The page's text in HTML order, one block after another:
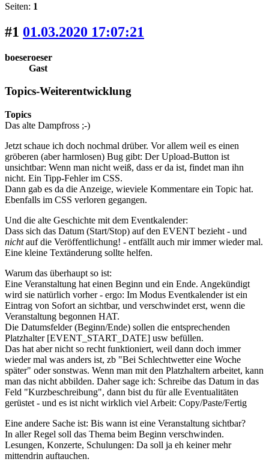
Seiten: 1
#1 01.03.2020 17:07:21
boeseroeser
Gast
Topics-Weiterentwicklung
Topics
Das alte Dampfross ;-)
Jetzt schaue ich doch nochmal drüber. Vor allem weil es einen
gröberen (aber harmlosen) Bug gibt: Der Upload-Button ist
unsichtbar: Wenn man nicht weiß, dass er da ist, findet man ihn
nicht. Ein Tipp-Fehler im CSS.
Dann gab es da die Anzeige, wieviele Kommentare ein Topic hat.
Ebenfalls im CSS verloren gegangen.
Und die alte Geschichte mit dem Eventkalender:
Dass sich das Datum (Start/Stop) auf den EVENT bezieht - und
nichtauf die Veröffentlichung! - entfällt auch mir immer wieder mal.
Eine kleine Textänderung sollte helfen.
Warum das überhaupt so ist:
Eine Veranstaltung hat einen Beginn und ein Ende. Angekündigt
wird sie natürlich vorher - ergo: Im Modus Eventkalender ist ein
Eintrag von Sofort an sichtbar, und verschwindet erst, wenn die
Veranstaltung begonnen HAT.
Die Datumsfelder (Beginn/Ende) sollen die entsprechenden
Platzhalter [EVENT_START_DATE] usw befüllen.
Das hat aber nicht so recht funktioniert, weil dann doch immer
wieder mal was anders ist, zb "Bei Schlechtwetter eine Woche
später" oder sonstwas. Wenn man mit den Platzhaltern arbeitet, kann
man das nicht abbilden. Daher sage ich: Schreibe das Datum in das
Feld "Kurzbeschreibung", dann bist du für alle Eventualitäten
gerüstet - und es ist nicht wirklich viel Arbeit: Copy/Paste/Fertig
Eine andere Sache ist: Bis wann ist eine Veranstaltung sichtbar?
In aller Regel soll das Thema beim Beginn verschwinden.
Lesungen, Konzerte, Schulungen: Da soll ja eh keiner mehr
mittendrin auftauchen.